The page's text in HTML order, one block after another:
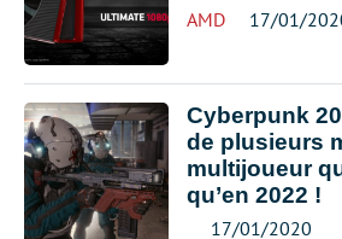
AMD 17/01/
Cyberpunk
de plusieurs
multijoueur
qu’en 2022 !
17/01/2020